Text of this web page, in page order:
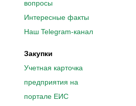
вопросы
Интересные факты
Наш Telegram-канал
Закупки
Учетная карточка
предприятия на
портале ЕИС